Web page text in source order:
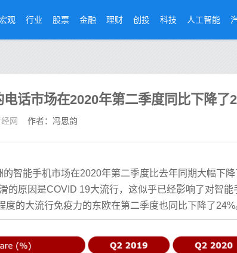
观 行业 股票 金融 理财 创投 科技 人工智能
话市场在2020年第二季度同比下降了
网 作者：冯思韵
智能手机市场在2020年第二季度比去年同期大幅下降
的原因是COVID 19大流行，这似乎已经影响了对智能
的大流行免疫力的东欧在第二季度也同比下降了24%